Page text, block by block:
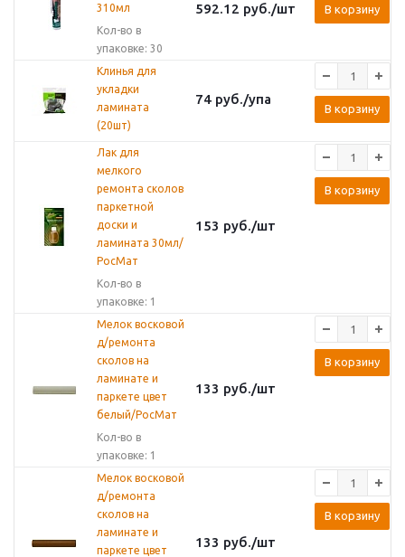
310мл
Кол-во в
упаковке: 30
592.12 руб./шт В корзину
Клинья для
укладки
ламината
(20шт)
74 руб./упа
В корзину
Лак для
мелкого
ремонта сколов
паркетной
доски и
ламината 30мл/
РосМат
Кол-во в
упаковке: 1
153 руб./шт
В корзину
Мелок восковой
д/ремонта
сколов на
ламинате и
паркете цвет
белый/РосМат
Кол-во в
упаковке: 1
133 руб./шт
В корзину
Мелок восковой
д/ремонта
сколов на
ламинате и
паркете цвет
133 руб./шт
В корзину